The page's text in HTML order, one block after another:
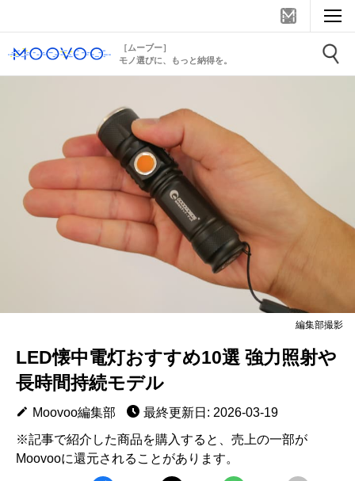
［ムーブー］
モノ選びに、もっと納得を。
編集部撮影
LED懐中電灯おすすめ10選 強力照射や
長時間持続モデル
Moovoo編集部
最終更新日: 2026-03-19
※記事で紹介した商品を購入すると、売上の一部が
Moovooに還元されることがあります。